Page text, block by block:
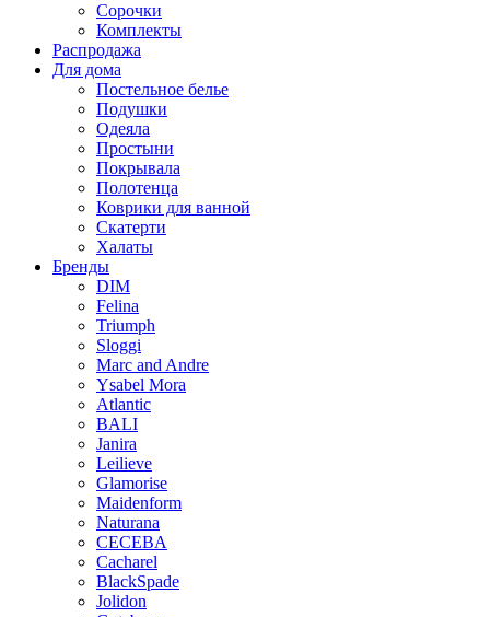
Сорочки
Комплекты
Распродажа
Для дома
Постельное белье
Подушки
Одеяла
Простыни
Покрывала
Полотенца
Коврики для ванной
Скатерти
Халаты
Бренды
DIM
Felina
Triumph
Sloggi
Marc and Andre
Ysabel Mora
Atlantic
BALI
Janira
Leilieve
Glamorise
Maidenform
Naturana
CECEBA
Cacharel
BlackSpade
Jolidon